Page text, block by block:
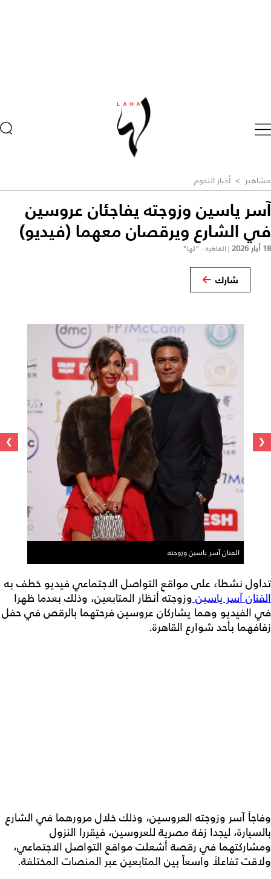
مشاهير > أخبار النجوم
آسر ياسين وزوجته يفاجئان عروسين
في الشارع ويرقصان معهما (فيديو)
18 أيار 2026 | القاهرة - "لها"
شارك
الفنان آسر ياسين وزوجته
‹
›
تداول نشطاء على مواقع التواصل الاجتماعي فيديو خطف به
الفنان آسر ياسينوزوجته أنظار المتابعين، وذلك بعدما ظهرا
في الفيديو وهما يشاركان عروسين فرحتهما بالرقص في حفل
زفافهما بأحد شوارع القاهرة.
وفاجأ آسر وزوجته العروسين، وذلك خلال مرورهما في الشارع
بالسيارة، ليجدا زفة مصرية للعروسين، فيقررا النزول
ومشاركتهما في رقصة أشعلت مواقع التواصل الاجتماعي،
ولاقت تفاعلاً واسعاً بين المتابعين عبر المنصات المختلفة.